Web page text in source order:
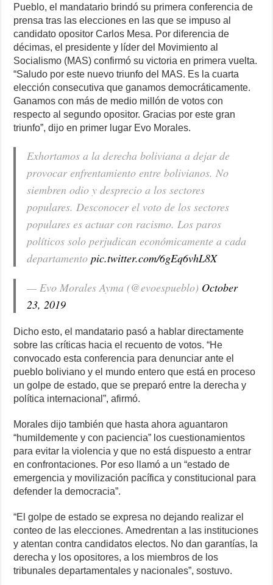
Pueblo, el mandatario brindó su primera conferencia de
prensa tras las elecciones en las que se impuso al
candidato opositor Carlos Mesa. Por diferencia de
décimas, el presidente y líder del Movimiento al
Socialismo (MAS) confirmó su victoria en primera vuelta.
“Saludo por este nuevo triunfo del MAS. Es la cuarta
elección consecutiva que ganamos democráticamente.
Ganamos con más de medio millón de votos con
respecto al segundo opositor. Gracias por este gran
triunfo”, dijo en primer lugar Evo Morales.
Exhortamos a la derecha boliviana a dejar de
provocar enfrentamiento entre bolivianos. No
siembren odio y desprecio a los sectores
populares. Desconocer el voto de los sectores
populares es actuar con racismo. Los paros
políticos solo perjudican económicamente a cada
departamentopic.twitter.com/6gEq6vhL8X
— Evo Morales Ayma (@evoespueblo) October
23, 2019
Dicho esto, el mandatario pasó a hablar directamente
sobre las críticas hacia el recuento de votos. “He
convocado esta conferencia para denunciar ante el
pueblo boliviano y el mundo entero que está en proceso
un golpe de estado, que se preparó entre la derecha y
política internacional”, afirmó.
Morales dijo también que hasta ahora aguantaron
“humildemente y con paciencia” los cuestionamientos
para evitar la violencia y que no está dispuesto a entrar
en confrontaciones. Por eso llamó a un “estado de
emergencia y movilización pacífica y constitucional para
defender la democracia”.
“El golpe de estado se expresa no dejando realizar el
conteo de las elecciones. Amedrentan a las instituciones
y atentan contra candidatos electos. No dan garantías, la
derecha y los opositores, a los miembros de los
tribunales departamentales y nacionales”, sostuvo.